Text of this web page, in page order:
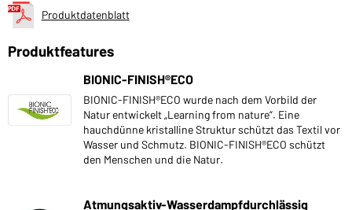
Produktdatenblatt
Produktfeatures
BIONIC-FINISH®ECO
BIONIC-FINISH®ECO wurde nach dem Vorbild der
Natur entwickelt „Learning from nature“. Eine
hauchdünne kristalline Struktur schützt das Textil vor
Wasser und Schmutz. BIONIC-FINISH®ECO schützt
den Menschen und die Natur.
Atmungsaktiv-Wasserdampfdurchlässig